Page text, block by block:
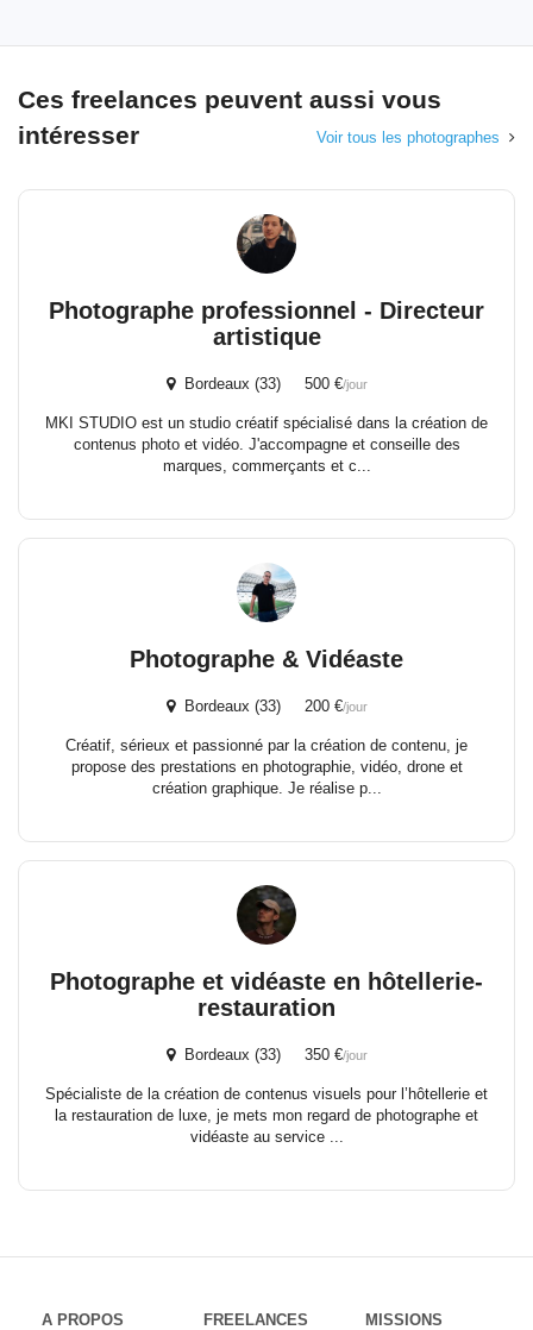
Ces freelances peuvent aussi vous
intéresser
Voir tous les photographes
Photographe professionnel - Directeur
artistique
Bordeaux (33) 500 €/jour
MKI STUDIO est un studio créatif spécialisé dans la création de
contenus photo et vidéo. J'accompagne et conseille des
marques, commerçants et c...
Photographe & Vidéaste
Bordeaux (33) 200 €/jour
Créatif, sérieux et passionné par la création de contenu, je
propose des prestations en photographie, vidéo, drone et
création graphique. Je réalise p...
Photographe et vidéaste en hôtellerie-
restauration
Bordeaux (33) 350 €/jour
Spécialiste de la création de contenus visuels pour l’hôtellerie et
la restauration de luxe, je mets mon regard de photographe et
vidéaste au service ...
A PROPOS FREELANCES MISSIONS